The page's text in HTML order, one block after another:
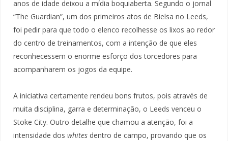
anos de idade deixou a mídia boquiaberta. Segundo o jornal
“The Guardian”, um dos primeiros atos de Bielsa no Leeds,
foi pedir para que todo o elenco recolhesse os lixos ao redor
do centro de treinamentos, com a intenção de que eles
reconhecessem o enorme esforço dos torcedores para
acompanharem os jogos da equipe.
A iniciativa certamente rendeu bons frutos, pois através de
muita disciplina, garra e determinação, o Leeds venceu o
Stoke City. Outro detalhe que chamou a atenção, foi a
intensidade dos whites dentro de campo, provando que os